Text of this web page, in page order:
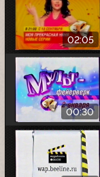
02:05
00:30